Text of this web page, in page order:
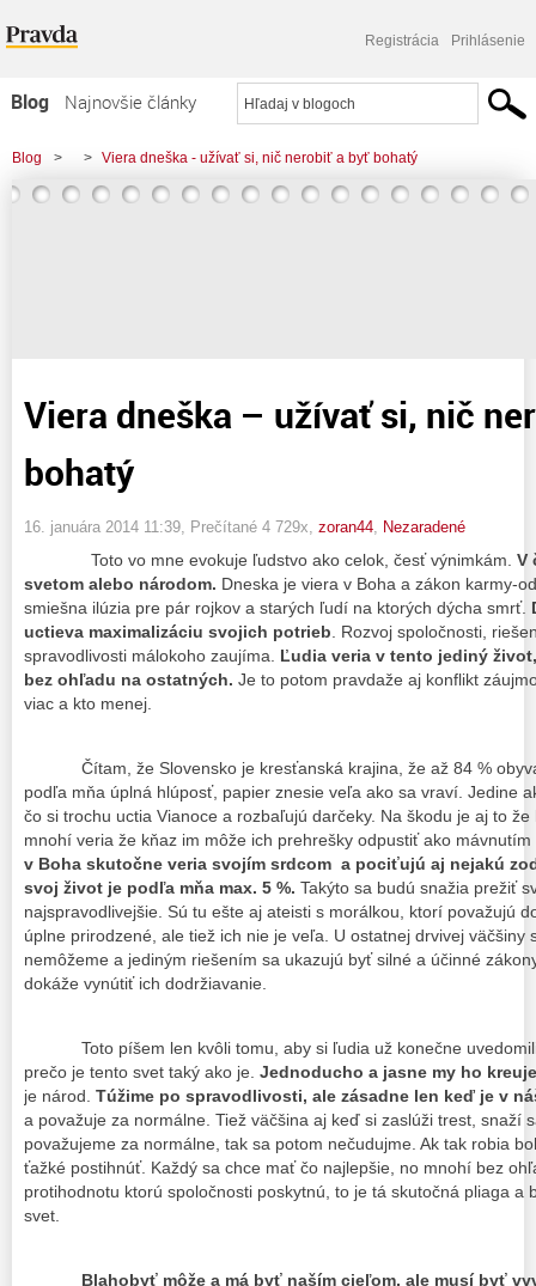
Registrácia Prihlásenie
Blog
Najnovšie články
Najčítanejšie články
Najkomentovanejšie články
Blog > > Viera dneška - užívať si, nič nerobiť a byť bohatý
Viera dneška – užívať si, nič
bohatý
16. januára 2014 11:39 , Prečítané 4 729x, zoran44 Nezaradené
Toto vo mne evokuje ľudstvo ako celok, česť výnimkám. V
svetom alebo národom. Dneska je viera v Boha a zákon karmy-
smiešna ilúzia pre pár rojkov a starých ľudí na ktorých dýcha smrť.
uctieva maximalizáciu svojich potrieb . Rozvoj spoločnosti,
spravodlivosti málokoho zaujíma. Ľudia veria v tento jediný
bez ohľadu na ostatných. Je to potom pravdaže aj konflikt
viac a kto menej.
Čítam, že Slovensko je kresťanská krajina, že až 84 %
podľa mňa úplná hlúposť, papier znesie veľa ako sa vraví. Jedine
čo si trochu uctia Vianoce a rozbaľujú darčeky. Na škodu je aj to
mnohí veria že kňaz im môže ich prehrešky odpustiť ako
v Boha skutočne veria svojím srdcom a pociťujú aj nejakú
svoj život je podľa mňa max. 5 %. Takýto sa budú snažia prežiť
najspravodlivejšie. Sú tu ešte aj ateisti s morálkou, ktorí považujú
úplne prirodzené, ale tiež ich nie je veľa. U ostatnej drvivej väčšiny
nemôžeme a jediným riešením sa ukazujú byť silné a účinné
dokáže vynútiť ich dodržiavanie.
Toto píšem len kvôli tomu, aby si ľudia už konečne uvedomili
prečo je tento svet taký ako je. Jednoducho a jasne my ho
je národ. Túžime po spravodlivosti, ale zásadne len keď je v
a považuje za normálne. Tiež väčšina aj keď si zaslúži trest, snaží
považujeme za normálne, tak sa potom nečudujme. Ak tak robia
ťažké postihnúť. Každý sa chce mať čo najlepšie, no mnohí bez
protihodnotu ktorú spoločnosti poskytnú, to je tá skutočná pliaga a
svet.
Blahobyť môže a má byť naším cieľom, ale musí byť